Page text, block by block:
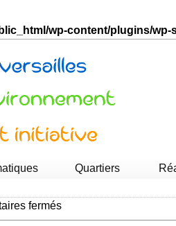
wp-content/plugins/
Quartiers
fermés
Visite